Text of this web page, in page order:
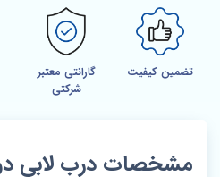
تضمین کیفیت
گارانتی معتبر
شرکتی
مشخصات درب لابی